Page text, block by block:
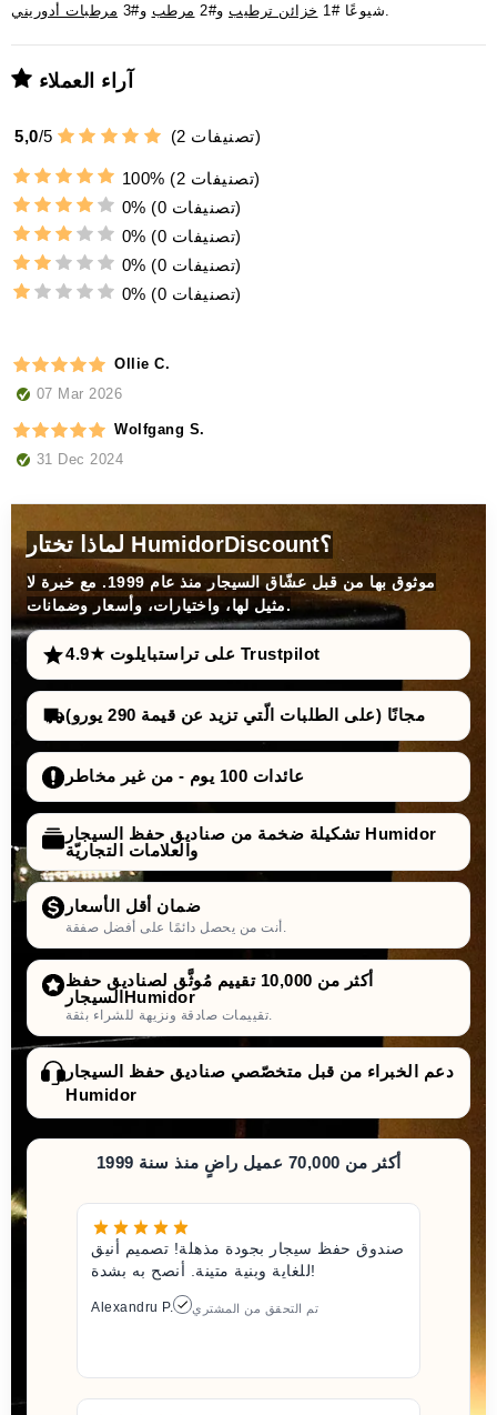
شيوعًا #1 خزائن ترطيب و#2 مرطب و#3 مرطبات أدوريني .
آراء العملاء
5,0/5 (2 تصنيفات)
100%
(2 تصنيفات)
0%
(0 تصنيفات)
0%
(0 تصنيفات)
0%
(0 تصنيفات)
0%
(0 تصنيفات)
Ollie C.
07 Mar 2026
Wolfgang S.
31 Dec 2024
لماذا تختار HumidorDiscount؟
موثوق بها من قبل عشّاق السيجار منذ عام 1999. مع خبرة لا
مثيل لها، واختيارات، وأسعار وضمانات.
4.9★ على تراستبايلوت Trustpilot
مجانًا (على الطلبات الّتي تزيد عن قيمة 290 يورو)
عائدات 100 يوم - من غير مخاطر
تشكيلة ضخمة من صناديق حفظ السيجار Humidor
والعلامات التجاريّة
ضمان أقل الأسعار
أكثر من 10,000 تقييم مُوثَّق لصناديق حفظ
السيجارHumidor
دعم الخبراء من قبل متخصّصي صناديق حفظ السيجار
Humidor
أكثر من 70,000 عميل راضٍ منذ سنة 1999
صندوق حفظ سيجار بجودة مذهلة! تصميم أنيق
للغاية وبنية متينة. أنصح به بشدة!
Alexandru P. تم التحقق من المشتري